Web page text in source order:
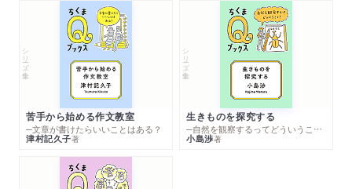
シリーズ・全集
苦手から始める作文教室
─文章が書けたらいいことはある？
津村記久子著
シリーズ・全集
生きものを探究する
─自然を観察するってどういうこと？
小島渉著